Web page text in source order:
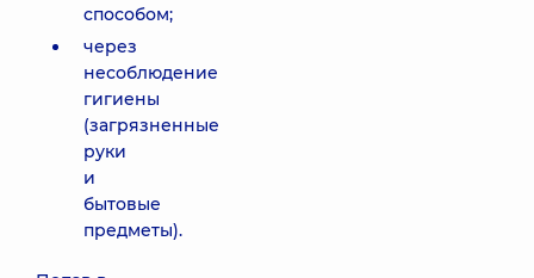
способом;
через
несоблюдение
гигиены
(загрязненные
руки
и
бытовые
предметы).